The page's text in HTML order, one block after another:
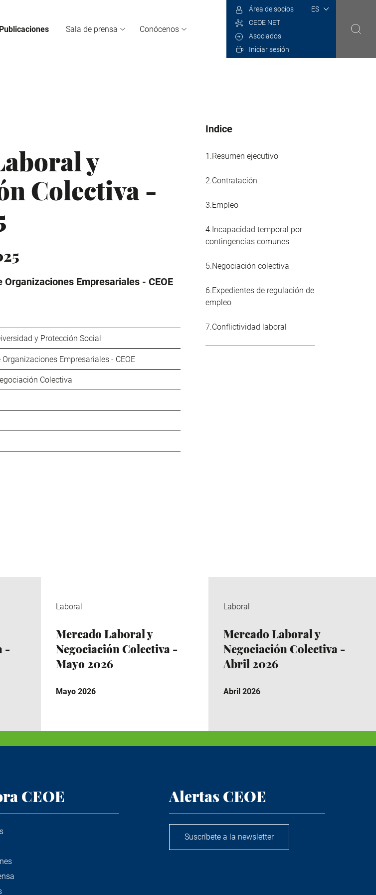
Publicaciones Sala de prensa Conócenos
Select
Área de socios
CEOE NET
Asociados
Iniciar sesión
y
Colectiva -
Empresariales - CEOE
y Protección Social
Empresariales - CEOE
Colectiva
Indice
1.Resumen ejecutivo
2.Contratación
3.Empleo
4.Incapacidad temporal por
contingencias comunes
5.Negociación colectiva
6.Expedientes de regulación de
empleo
7.Conflictividad laboral
-
Laboral
Mercado Laboral y
Negociación Colectiva -
Mayo 2026
Mayo 2026
Laboral
Mercado Laboral y
Negociación Colectiva -
Abril 2026
Abril 2026
CEOE Alertas CEOE
Suscríbete a la newsletter